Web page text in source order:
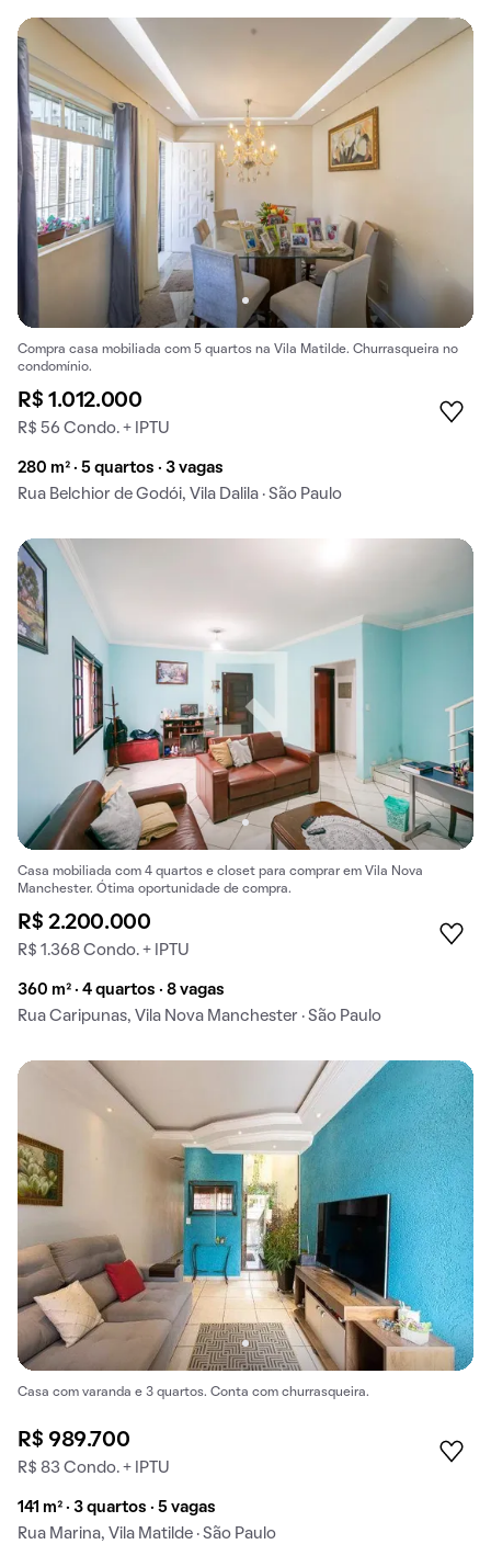
Compra casa mobiliada com 5 quartos na Vila Matilde. Churrasqueira no
condomínio.
R$ 1.012.000
R$ 56 Condo. + IPTU
280 m² · 5 quartos · 3 vagas
Rua Belchior de Godói, Vila Dalila · São Paulo
Casa mobiliada com 4 quartos e closet para comprar em Vila Nova
Manchester. Ótima oportunidade de compra.
R$ 2.200.000
R$ 1.368 Condo. + IPTU
360 m² · 4 quartos · 8 vagas
Rua Caripunas, Vila Nova Manchester · São Paulo
Casa com varanda e 3 quartos. Conta com churrasqueira.
R$ 989.700
R$ 83 Condo. + IPTU
141 m² · 3 quartos · 5 vagas
Rua Marina, Vila Matilde · São Paulo